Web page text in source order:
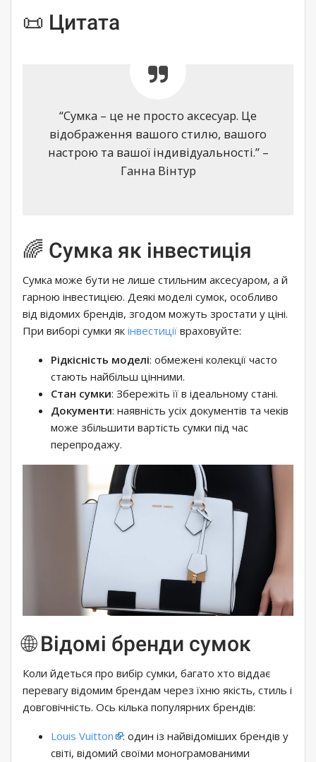
📜 Цитата
“Сумка – це не просто аксесуар. Це
відображення вашого стилю, вашого
настрою та вашої індивідуальності.” –
Ганна Вінтур
🌈 Сумка як інвестиція
Сумка може бути не лише стильним аксесуаром, а й
гарною інвестицією. Деякі моделі сумок, особливо
від відомих брендів, згодом можуть зростати у ціні.
При виборі сумки як інвестиції враховуйте:
Рідкісність моделі: обмежені колекції часто
стають найбільш цінними.
Стан сумки: Збережіть її в ідеальному стані.
Документи: наявність усіх документів та чеків
може збільшити вартість сумки під час
перепродажу.
🌐 Відомі бренди сумок
Коли йдеться про вибір сумки, багато хто віддає
перевагу відомим брендам через їхню якість, стиль і
довговічність. Ось кілька популярних брендів:
Louis Vuitton
: один із найвідоміших брендів у
світі, відомий своїми монограмованими